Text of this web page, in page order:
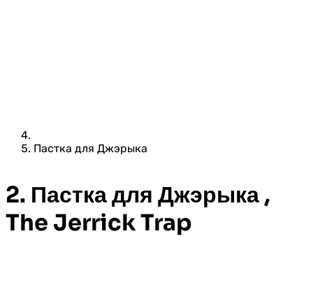
Пастка для Джэрыка
2. Пастка для Джэрыка ,
The Jerrick Trap